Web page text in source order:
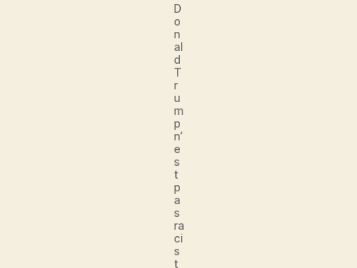
D
o
n
al
d
T
r
u
m
p
n’
e
s
t
p
a
s
ra
ci
s
t